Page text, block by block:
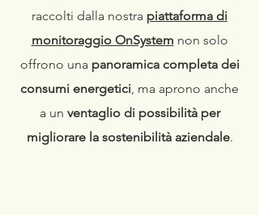
raccolti dalla nostra piattaforma di
monitoraggio OnSystem non solo
offrono una panoramica completa dei
consumi energetici, ma aprono anche
a un ventaglio di possibilità per
migliorare la sostenibilità aziendale.